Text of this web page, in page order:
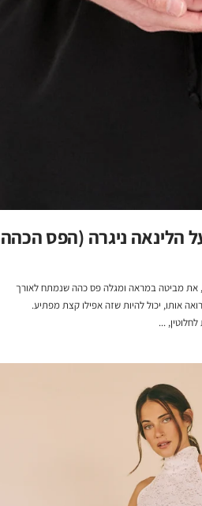
הלינאה ניגרה (הפס הכהה
את מביטה במראה ומגלה פס כהה שנמתח לאורך
אותו, יכול להיות שזה אפילו קצת מפתיע.
...